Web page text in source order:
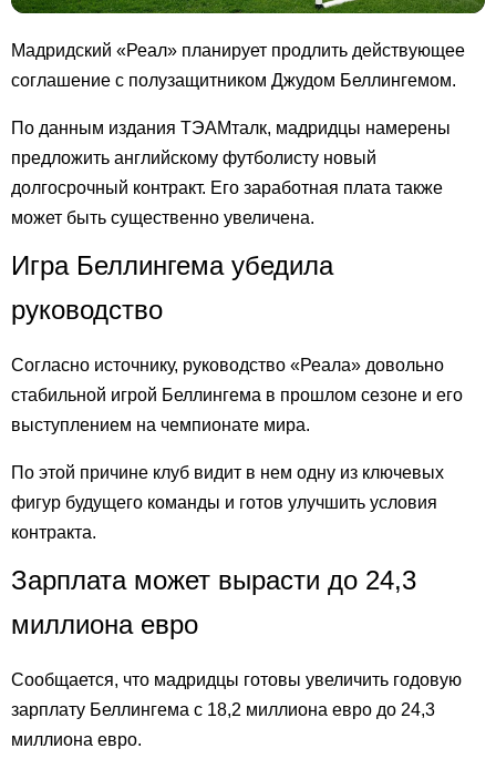
Мадридский «Реал» планирует продлить действующее
соглашение с полузащитником Джудом Беллингемом.
По данным издания ТЭАМталк, мадридцы намерены
предложить английскому футболисту новый
долгосрочный контракт. Его заработная плата также
может быть существенно увеличена.
Игра Беллингема убедила
руководство
Согласно источнику, руководство «Реала» довольно
стабильной игрой Беллингема в прошлом сезоне и его
выступлением на чемпионате мира.
По этой причине клуб видит в нем одну из ключевых
фигур будущего команды и готов улучшить условия
контракта.
Зарплата может вырасти до 24,3
миллиона евро
Сообщается, что мадридцы готовы увеличить годовую
зарплату Беллингема с 18,2 миллиона евро до 24,3
миллиона евро.